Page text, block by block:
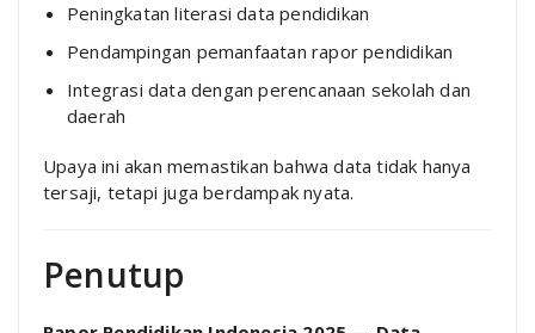
Peningkatan literasi data pendidikan
Pendampingan pemanfaatan rapor pendidikan
Integrasi data dengan perencanaan sekolah dan
daerah
Upaya ini akan memastikan bahwa data tidak hanya
tersaji, tetapi juga berdampak nyata.
Penutup